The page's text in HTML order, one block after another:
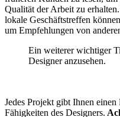
Qualität der Arbeit zu
lokale Geschäftstreffen
um Empfehlungen von
Ein weiterer wichtiger
Designer anzusehen.
Jedes Projekt gibt Ihnen
Fähigkeiten des Designers.